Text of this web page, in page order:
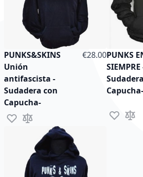
PUNKS&SKINS
Unión
antifascista -
Sudadera con
Capucha-
As low as
€28.00
Add to Wish List
Add to Compare
PUNKS
SIEMPRE
Capucha-
Add toAdd